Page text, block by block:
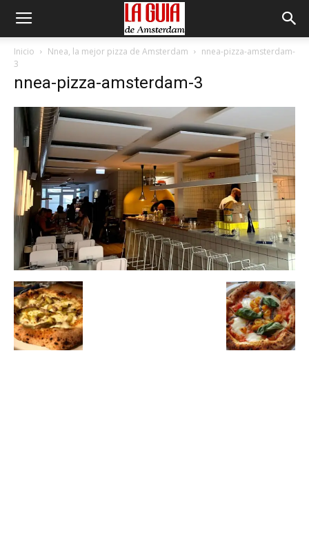
Inicio Nnea, la mejor pizza de Amsterdam
nnea-pizza-amsterdam-
3
nnea-pizza-amsterdam-3